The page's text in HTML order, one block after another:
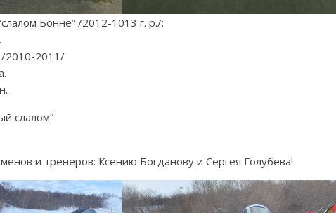
Бонне” /2012-1013 г. р./:
/2010-2011/
слалом”
и тренеров: Ксению Богданову и Сергея Голубева!